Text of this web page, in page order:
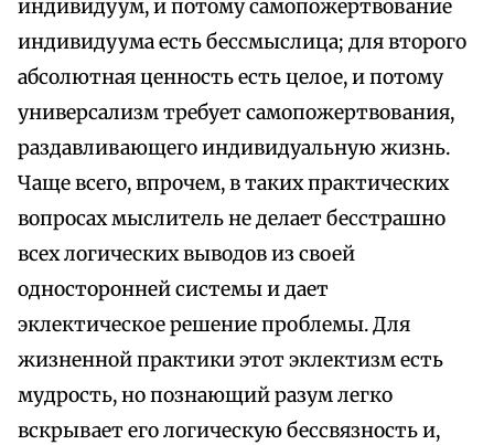
индивидуум, и потому самопожертвование
индивидуума есть бессмыслица; для второго
абсолютная ценность есть целое, и потому
универсализм требует самопожертвования,
раздавливающего индивидуальную жизнь.
Чаще всего, впрочем, в таких практических
вопросах мыслитель не делает бесстрашно
всех логических выводов из своей
односторонней системы и дает
эклектическое решение проблемы. Для
жизненной практики этот эклектизм есть
мудрость, но познающий разум легко
вскрывает его логическую бессвязность и,